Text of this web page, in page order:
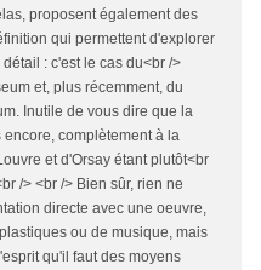
proposent également des
qui permettent d'explorer
: c'est le cas du<br />
et, plus récemment, du
Inutile de vous dire que la
encore, complètement à la
et d'Orsay étant plutôt<br
/> <br /> Bien sûr, rien ne
directe avec une oeuvre,
ou de musique, mais
qu'il faut des moyens